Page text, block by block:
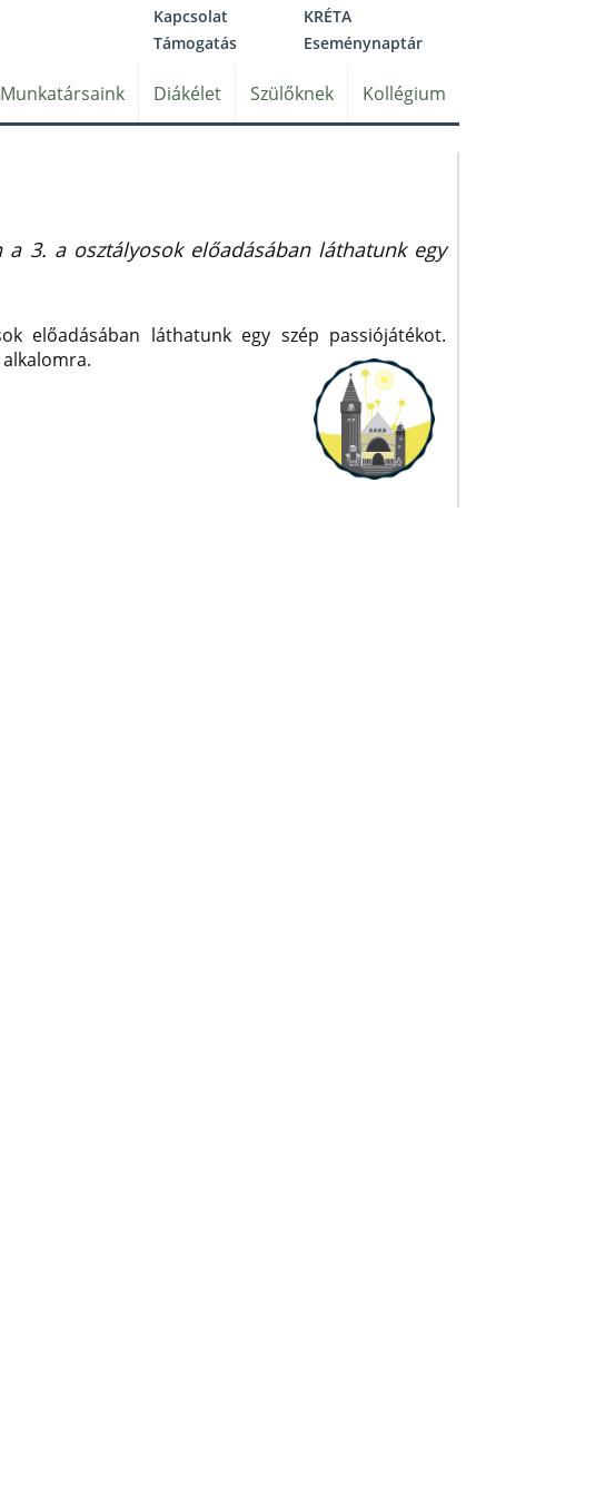
Kapcsolat
KRÉTA
Támogatás
Eseménynaptár
Munkatársaink Diákélet Szülőknek Kollégium
3. a osztályosok előadásában láthatunk egy
előadásában láthatunk egy szép passiójátékot.